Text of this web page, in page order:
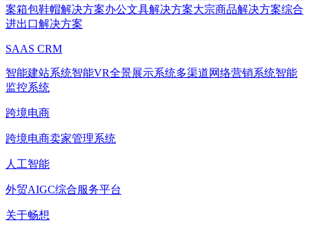
案箱包鞋帽解决方案办公文具解决方案大宗商品解决方案综合
进出口解决方案
SAAS CRM
智能建站系统智能VR全景展示系统多渠道网络营销系统智能
监控系统
跨境电商
跨境电商卖家管理系统
人工智能
外贸AIGC综合服务平台
关于畅想